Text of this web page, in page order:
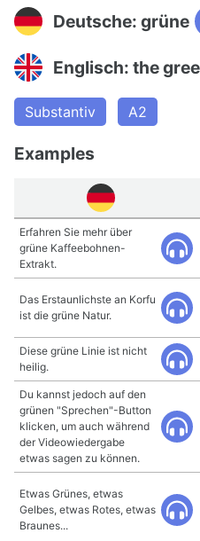
Deutsche: grüne
Englisch: the
Substantiv A2
Examples
Erfahren Sie mehr über
grüne Kaffeebohnen-
Extrakt.
Das Erstaunlichste an Korfu
ist die grüne Natur.
Diese grüne Linie ist nicht
heilig.
Du kannst jedoch auf den
grünen "Sprechen"-Button
klicken, um auch während
der Videowiedergabe
etwas sagen zu können.
Etwas Grünes, etwas
Gelbes, etwas Rotes, etwas
Braunes...